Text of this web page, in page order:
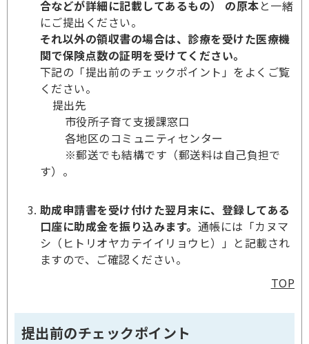
合などが詳細に記載してあるもの） の原本と一緒
にご提出ください。
それ以外の領収書の場合は、診療を受けた医療機
関で保険点数の証明を受けてください。
下記の「提出前のチェックポイント」をよくご覧
ください。
提出先
市役所子育て支援課窓口
各地区のコミュニティセンター
※郵送でも結構です（郵送料は自己負担で
す）。
助成申請書を受け付けた翌月末に、登録してある
口座に助成金を振り込みます。 通帳には「カヌマ
シ（ヒトリオヤカテイイリョウヒ）」と記載され
ますので、ご確認ください。
TOP
提出前のチェックポイント